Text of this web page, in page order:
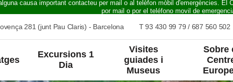
causa important contacteu per mail o al telèfon mòbil d'emergències.
por mail o por el teléfono movil de
281 (junt Pau Claris) - Barcelona T93 430 99 79 / 687 560 502
Excursions 1
Dia
Visites
guiades i
Museus
Sobre